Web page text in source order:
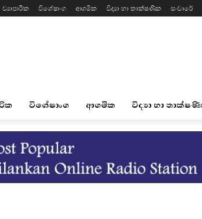
ව්‍යාපාරික විශේෂාංග ආගමික විද්‍යා හා තාක්ෂණික සංචාරේ
විශේෂාංග ආගමික විද්‍යා හා